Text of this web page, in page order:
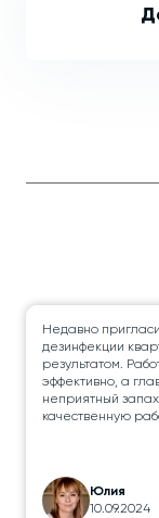
Недавно
дезинфекции
результатом.
эффективно, а
неприятный
качественную
Юлия
10.09.2024